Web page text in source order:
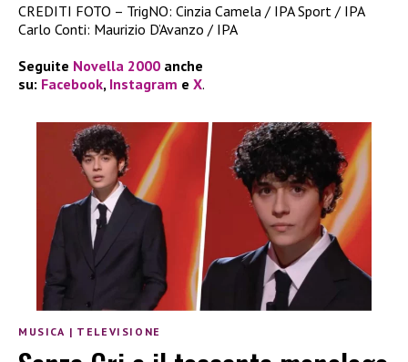
CREDITI FOTO – TrigNO: Cinzia Camela / IPA Sport / IPA
Carlo Conti: Maurizio D’Avanzo / IPA
Seguite Novella 2000 anche
su: Facebook, Instagram e X.
MUSICA | TELEVISIONE